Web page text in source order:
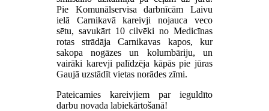
Pie Komunālservisa darbnīcām Laivu
ielā Carnikavā kareivji nojauca veco
sētu, savukārt 10 cilvēki no Medicīnas
rotas strādāja Carnikavas kapos, kur
sakopa nogāzes un kolumbāriju, un
vairāki karevji palīdzēja kāpās pie jūras
Gaujā uzstādīt vietas norādes zīmi.
Pateicamies kareivjiem par ieguldīto
darbu novada labiekārtošanā!